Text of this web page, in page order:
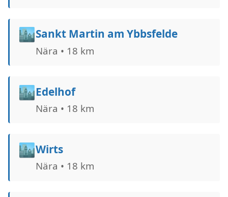
🏙️Sankt Martin am Ybbsfelde
Nära • 18 km
🏙️Edelhof
Nära • 18 km
🏙️Wirts
Nära • 18 km